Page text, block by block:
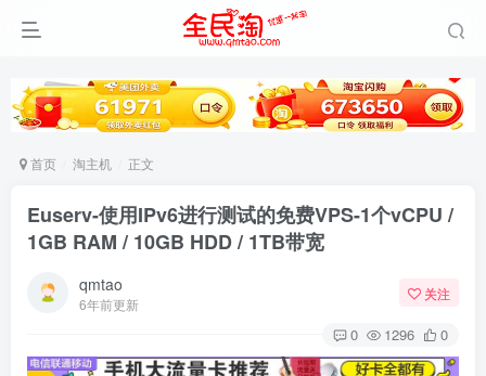
首页 淘主机 正文
Euserv-使用IPv6进行测试的免费VPS-1个vCPU /
1GB RAM / 10GB HDD / 1TB带宽
qmtao
6年前更新
关注
0 1296 0